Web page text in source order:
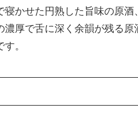
寝かせた円熟した旨味の原酒
厚で舌に深く余韻が残る原
。